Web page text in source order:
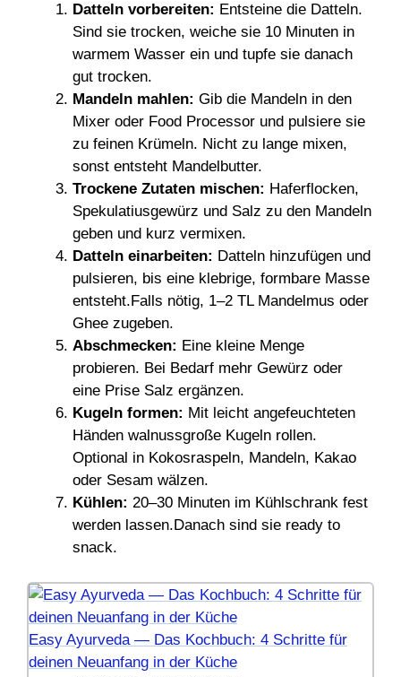
Datteln vorbereiten: Entsteine die Datteln.
Sind sie trocken, weiche sie 10 Minuten in
warmem Wasser ein und tupfe sie danach
gut trocken.
Mandeln mahlen: Gib die Mandeln in den
Mixer oder Food Processor und pulsiere sie
zu feinen Krümeln. Nicht zu lange mixen,
sonst entsteht Mandelbutter.
Trockene Zutaten mischen: Haferflocken,
Spekulatiusgewürz und Salz zu den Mandeln
geben und kurz vermixen.
Datteln einarbeiten: Datteln hinzufügen und
pulsieren, bis eine klebrige, formbare Masse
entsteht.Falls nötig, 1–2 TL Mandelmus oder
Ghee zugeben.
Abschmecken: Eine kleine Menge
probieren. Bei Bedarf mehr Gewürz oder
eine Prise Salz ergänzen.
Kugeln formen: Mit leicht angefeuchteten
Händen walnussgroße Kugeln rollen.
Optional in Kokosraspeln, Mandeln, Kakao
oder Sesam wälzen.
Kühlen: 20–30 Minuten im Kühlschrank fest
werden lassen.Danach sind sie ready to
snack.
Easy Ayurveda ― Das Kochbuch: 4 Schritte für
deinen Neuanfang in der Küche